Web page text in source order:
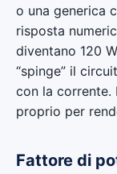
o una generica
risposta
diventano 120
“spinge” il
con la corrente.
proprio per
Fattore di